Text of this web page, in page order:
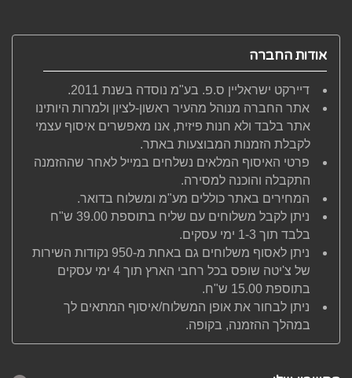
אודות החברה
דיירקט ישראליין ס.פ. בע"מ נוסדה בשנת 2011.
אתר החברה מנוהל מהעיר ראשון-לציון ולמרות היותינו
אתר בלבד ולא חנות פיזית, אנו מאפשרים איסוף עצמי
לקבלת הזמנות המבוצעות באתר.
פרטי האיסוף המלאים נשלחים במייל לאחר שההזמנה
התקבלה והוכנה למסירה.
המחירים באתר כוללים מע"מ ומשלוח בדואר.
ניתן לקבל משלוחים עם שליח בתוספת 39.00 ש"ח
בלבד תוך 1-3 ימי עסקים.
ניתן לאסוף משלוחים גם באחת מ-950 נקודות השירות
של צ'יטה שופס בכל רחבי הארץ תוך 4 ימי עסקים
בתוספת 15.00 ש"ח.
ניתן לבחור את אופן המשלוח/איסוף המתאים לך
במהלך ההזמנה, בקופה.